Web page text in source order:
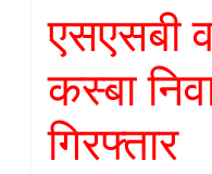
एसएसबी
कस्बा
गिरफ्तार